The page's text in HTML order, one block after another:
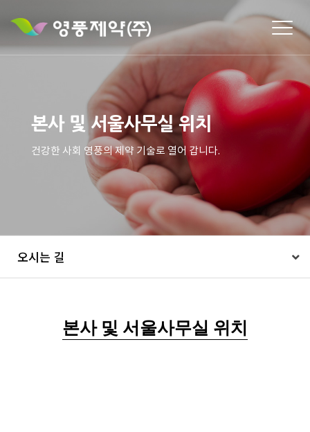
본사 및 서울사무실 위치
건강한 사회 영풍의 제약 기술로 열어 갑니다.
오시는 길
본사 및 서울사무실 위치